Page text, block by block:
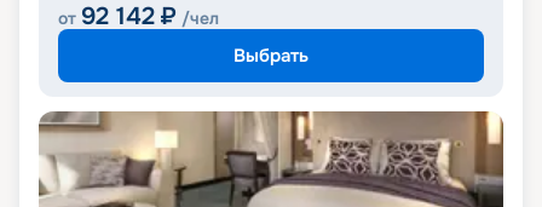
от 92 142 ₽ /чел
Выбрать